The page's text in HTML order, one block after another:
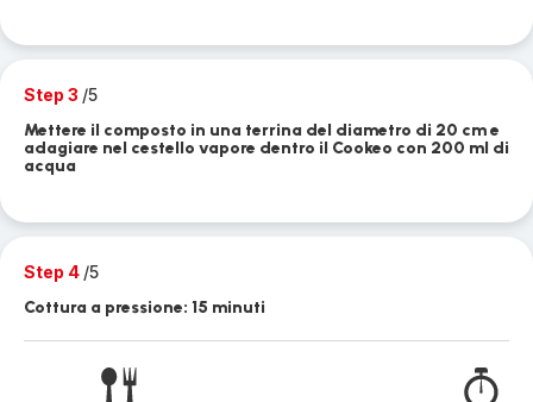
Step 3 /5
Mettere il composto in una terrina del diametro di 20 cm e
adagiare nel cestello vapore dentro il Cookeo con 200 ml di
acqua
Step 4 /5
Cottura a pressione: 15 minuti